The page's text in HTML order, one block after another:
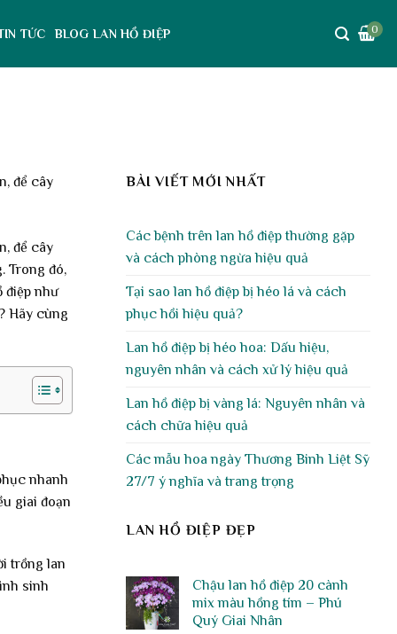
TỨC BLOG LAN HỒ ĐIỆP 0
để cây
để cây
Trong đó,
điệp như
Hãy cùng
nhanh
giai đoạn
trồng lan
sinh
BÀI VIẾT MỚI NHẤT
Các bệnh trên lan hồ điệp thường gặp
và cách phòng ngừa hiệu quả
Tại sao lan hồ điệp bị héo lá và cách
phục hồi hiệu quả?
Lan hồ điệp bị héo hoa: Dấu hiệu,
nguyên nhân và cách xử lý hiệu quả
Lan hồ điệp bị vàng lá: Nguyên nhân và
cách chữa hiệu quả
Các mẫu hoa ngày Thương Binh Liệt Sỹ
27/7 ý nghĩa và trang trọng
LAN HỒ ĐIỆP ĐẸP
Chậu lan hồ điệp 20 cành
mix màu hồng tím – Phú
Quý Giai Nhân